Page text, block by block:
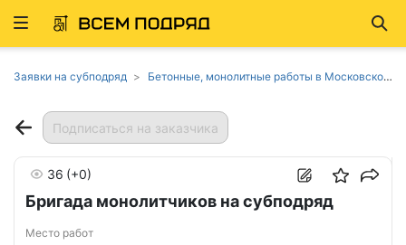
Развернуть
Заявки на субподряд Бетонные, монолитные работы в Московской области
Подписаться на заказчика
Бригада монолитчиков на субподряд
36 (+0)
Место работ